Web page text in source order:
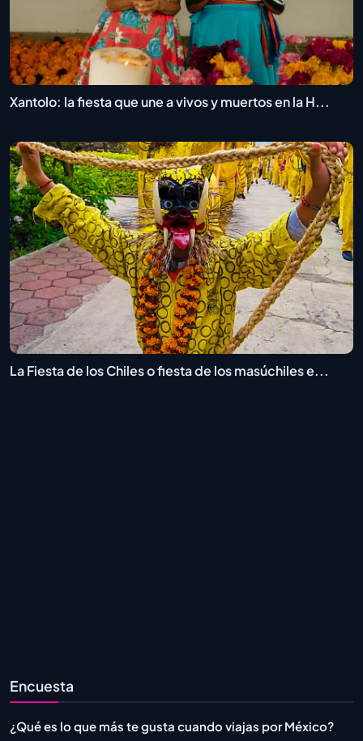
Xantolo: la fiesta que une a vivos y muertos en la H...
La Fiesta de los Chiles o fiesta de los masúchiles e...
Encuesta
¿Qué es lo que más te gusta cuando viajas por México?